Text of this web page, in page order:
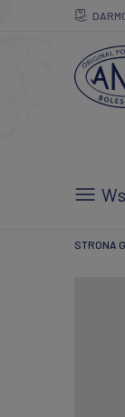
STRONA